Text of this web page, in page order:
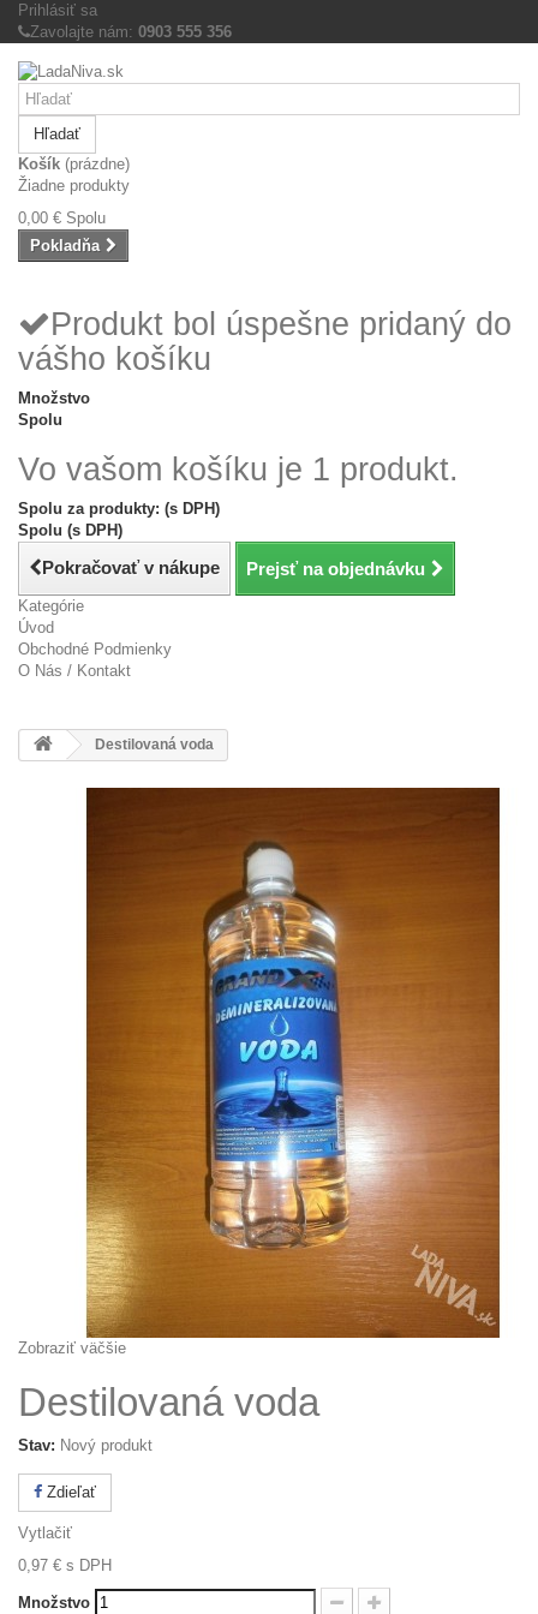
Prihlásiť sa
Zavolajte nám: 0903 555 356
Hľadať
Košík (prázdne)
Žiadne produkty
0,00 € Spolu
Pokladňa
Produkt bol úspešne pridaný do
vášho košíku
Množstvo
Spolu
Vo vašom košíku je 1 produkt.
Spolu za produkty: (s DPH)
Spolu (s DPH)
Pokračovať v nákupe Prejsť na objednávku
Kategórie
Úvod
Obchodné Podmienky
O Nás / Kontakt
Destilovaná voda
Zobraziť väčšie
Destilovaná voda
Stav: Nový produkt
Zdieľať
Vytlačiť
0,97 € s DPH
Množstvo